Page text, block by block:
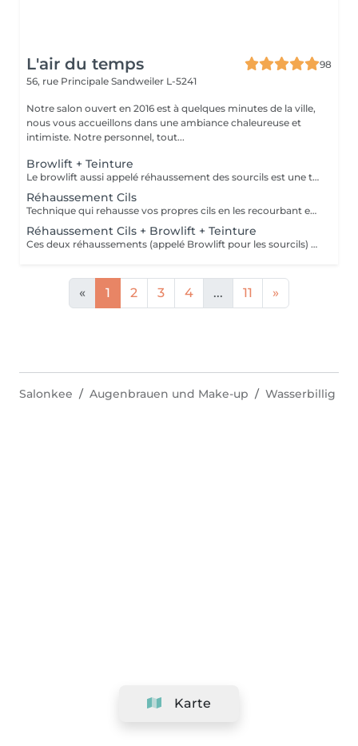
L'air du temps
98
56, rue Principale Sandweiler L-5241
Notre salon ouvert en 2016 est à quelques minutes de la ville,
nous vous accueillons dans une ambiance chaleureuse et
intimiste. Notre personnel, tout...
Browlift + Teinture
Le browlift aussi appelé réhaussement des sourcils est une technique pour discipliner les poils parfois broussailleux des sourcils, les rehausser et leur donner une jolie forme, il inclut d'office une teinture. C'est une dernière tendance dans la beauté du regard. Peut être associé à un réhaussement des cils pour un résultat plus spectaculaire. Tenue environ 4 semaines. Il est nécessaire d'avoir des sourcils fournis et ne pas avoir fait une teinture de ceux-ci dans les semaines précédentes.
Réhaussement Cils
Technique qui rehausse vos propres cils en les recourbant et en leur donnant une apparence allongée. Vous donnera un regard agrandi. Tenue 2 à 3 mois. La teinture est vivement recommandée pour obtenir un meilleur résultat, un regard plus intense. La kératine est un soin pour, hydrater, nourrir et fortifier les cils. Il faut garder les yeux fermés pendant le traitement. Ne pas venir avec de mascara ce jour de préférence. Pour un regard encore plus spectaculaire vous pouvez combiner avec le réhaussement de sourcils, appelé Browlift.
Réhaussement Cils + Browlift + Teinture
Ces deux réhaussements (appelé Browlift pour les sourcils) vous donneront un look différent, votre regard sera doublement embelli. Vos sourcils doivent contenir assez de poils pour cette technique. Tenue 2-3 mois. Remarque: ne pas porter de mascara le jour du soin de préférence; pas de teinture de sourcils les 3 mois avant.
« 1 2 3 4 ... 11 »
Karte
Salonkee Augenbrauen und Make-up Wasserbillig